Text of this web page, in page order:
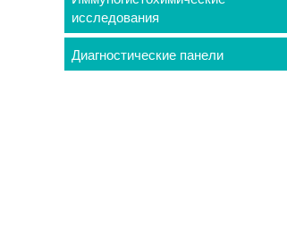
исследования
Диагностические панели